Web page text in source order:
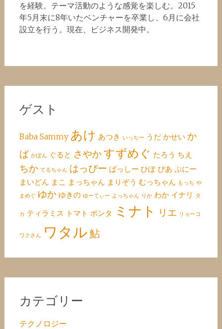
を経験。テーマ活動のような感覚を楽しむ。2015
年5月末に8年いたベンチャーを卒業し、6月に会社
設立を行う。現在、ビジネス開発中。
ゲスト
Baba Sammy あけ あつき いっちー うだ かせい か
ば かぽん ぐると さやかすずめぐ たろう ちえ
ちか てるちゃん はっぴー ばっしー ひぽ ぴあ ぷにー
まいどん まこ まっちゃん まりぞう むっちゃん もっち や
まめぐ ゆか ゆきの ゆーてぃー よっちゃん りか わか イナリ タ
カ ティラミス トマト ポンタ ミナト リエ リョーコ
ワクさん ワタル鮎
カテゴリー
テクノロジー